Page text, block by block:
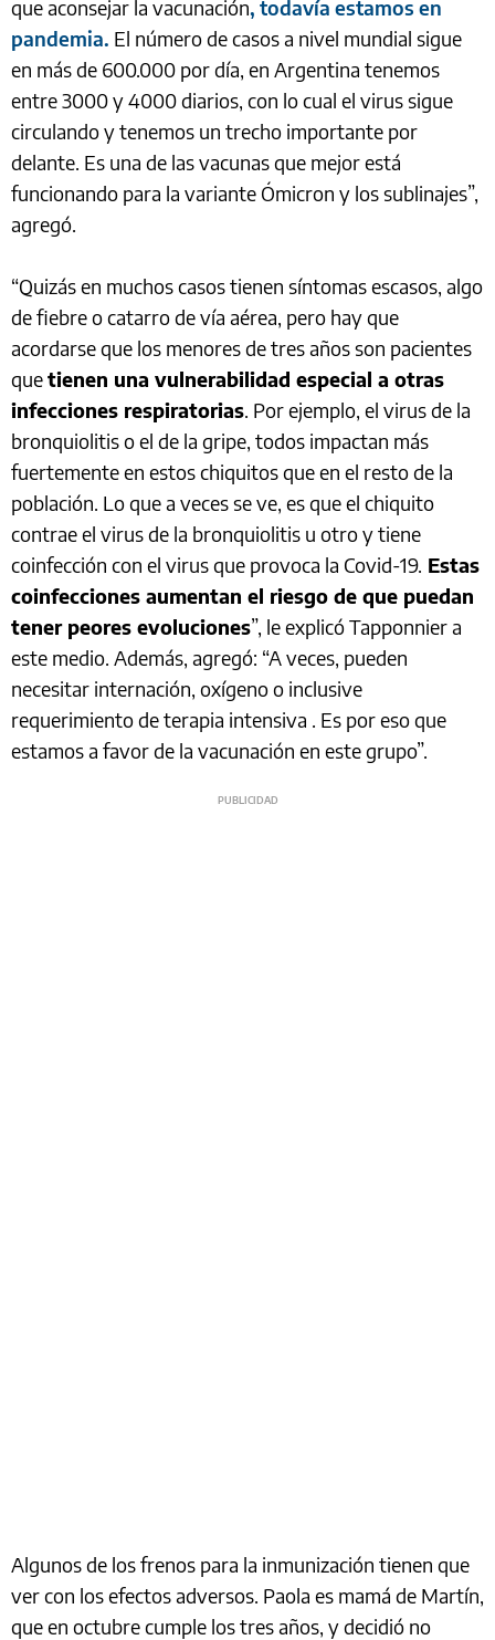
que aconsejar la vacunación, todavía estamos en
pandemia. El número de casos a nivel mundial sigue
en más de 600.000 por día, en Argentina tenemos
entre 3000 y 4000 diarios, con lo cual el virus sigue
circulando y tenemos un trecho importante por
delante. Es una de las vacunas que mejor está
funcionando para la variante Ómicron y los sublinajes”,
agregó.
“Quizás en muchos casos tienen síntomas escasos, algo
de fiebre o catarro de vía aérea, pero hay que
acordarse que los menores de tres años son pacientes
quetienen una vulnerabilidad especial a otras
infecciones respiratorias. Por ejemplo, el virus de la
bronquiolitis o el de la gripe, todos impactan más
fuertemente en estos chiquitos que en el resto de la
población. Lo que a veces se ve, es que el chiquito
contrae el virus de la bronquiolitis u otro y tiene
coinfección con el virus que provoca la Covid-19. Estas
coinfecciones aumentan el riesgo de que puedan
tener peores evoluciones”, le explicó Tapponnier a
este medio. Además, agregó: “A veces, pueden
necesitar internación, oxígeno o inclusive
requerimiento de terapia intensiva . Es por eso que
estamos a favor de la vacunación en este grupo”.
Algunos de los frenos para la inmunización tienen que
ver con los efectos adversos. Paola es mamá de Martín,
que en octubre cumple los tres años, y decidió no